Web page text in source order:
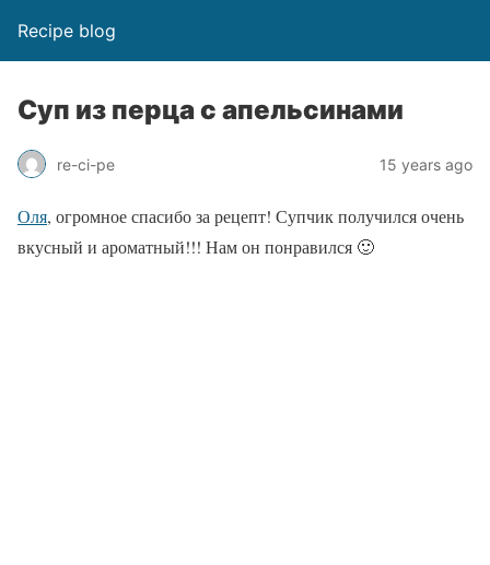
Recipe blog
Суп из перца с апельсинами
re-ci-pe 15 years ago
Оля, огромное спасибо за рецепт! Супчик получился очень
вкусный и ароматный!!! Нам он понравился 🙂